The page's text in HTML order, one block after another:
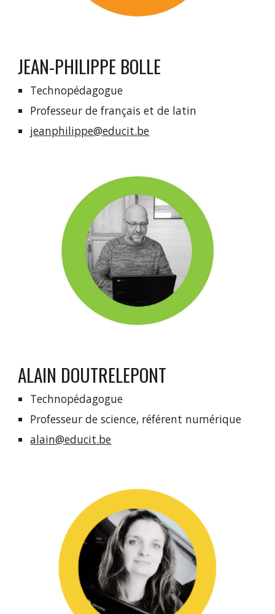
JEAN-PHILIPPE BOLLE
Technopédagogue
Professeur de français et de latin
jeanphilippe@educit.be
ALAIN DOUTRELEPONT
Technopédagogue
Professeur de science, référent numérique
alain@educit.be